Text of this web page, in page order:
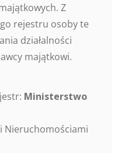
Z
rejestru osoby te
działalności
majątkowi.
Ministerstwo
Nieruchomościami